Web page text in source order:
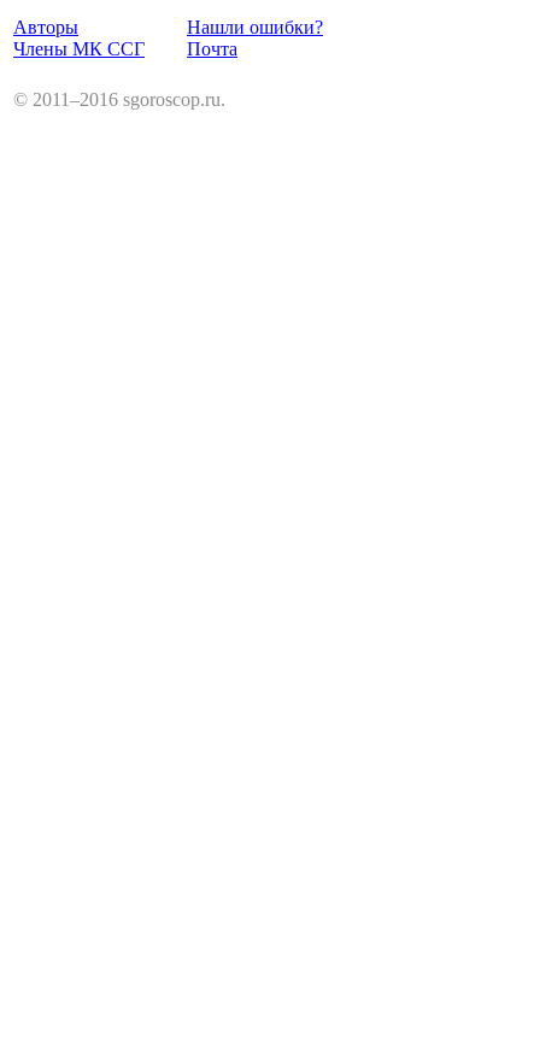
Авторы
Члены МК ССГ
Нашли ошибки?
Почта
© 2011–2016 sgoroscop.ru.